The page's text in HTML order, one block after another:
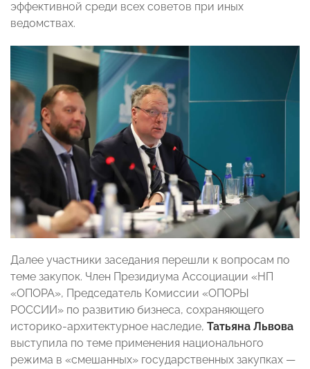
эффективной среди всех советов при иных
ведомствах.
Далее участники заседания перешли к вопросам по
теме закупок. Член Президиума Ассоциации «НП
«ОПОРА», Председатель Комиссии «ОПОРЫ
РОССИИ» по развитию бизнеса, сохраняющего
историко-архитектурное наследие, Татьяна Львова
выступила по теме применения национального
режима в «смешанных» государственных закупках —